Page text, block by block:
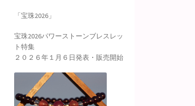
「宝珠2026」
宝珠2026パワーストーンブレスレッ
ト特集
２０２６年１月６日発表・販売開始